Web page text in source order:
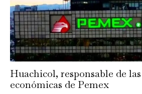
Huachicol, responsable de
económicas de Pemex